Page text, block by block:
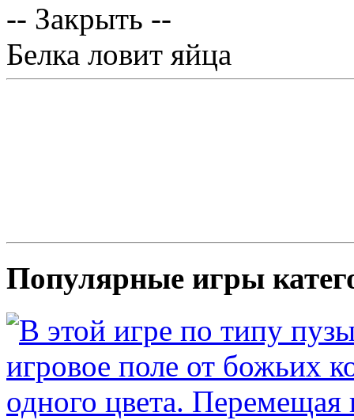
-- Закрыть --
Белка ловит яйца
Популярные игры